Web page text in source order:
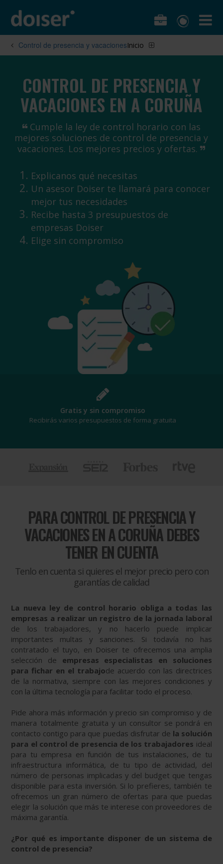
Control de presencia y vacacionesInicio
CONTROL DE PRESENCIA Y
VACACIONES EN A CORUÑA
Cumple la ley de control horario con las
mejores soluciones de control de presencia y
vacaciones. Los mejores precios y ofertas.
Explicanos qué necesitas
Un asesor Doiser te llamará para conocer
mejor tus necesidades
Recibe hasta 3 presupuestos de
empresas Doiser
Elige sin compromiso
¡Al mejor precio!
Te beneficiarás de los mejores descuentos
PARACONTROL DE PRESENCIA Y
VACACIONES EN A CORUÑA DEBES
TENER EN CUENTA
Tenlo en cuenta si quieres el mejor precio pero con
garantías de calidad
La nueva ley de control horario obliga a todas las
empresas a realizar un registro de la jornada laboral
de los trabajadores, y no hacerlo puede implicar
importantes multas y sanciones. Si todavía no has
contratado el tuyo, en Doiser te ofrecemos una amplia
selección de empresas especialistas en soluciones
para fichar en el trabajode acuerdo con las directrices
de la normativa, siempre con las mejores condiciones y
con la última tecnología para facilitar todo el proceso.
Pide ahora más información y precio sin compromiso y de
manera totalmente gratuita y un consultor se pondrá en
contacto contigo para que puedas disfrutar de la solución
para el control de presencia de los trabajadores ideal
para tu empresa en función de tus instalaciones, de tu
infraestructura informática, de tu tipo de actividad, del
número de personas implicadas y del budget que tengas
disponible para esta inversión. Si lo prefieres, también te
ofrecemos un gran número de ofertas para que puedas
elegir la solución que más te interese con proveedores de
máxima garantía.
¿Por qué es importante disponer de un sistema de
control de presencia?